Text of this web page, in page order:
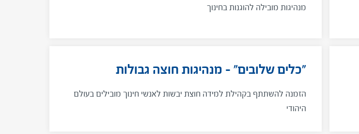
מנהיגות מובילה להוגנות בחינוך
"כלים שלובים" – מנהיגות חוצה גבולות
הזמנה להשתתף בקהילת למידה חוצת יבשות לאנשי חינוך מובילים בעולם
היהודי